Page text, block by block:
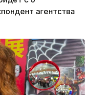
агентства